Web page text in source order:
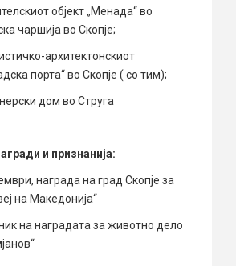
објект „Менада“ во
чаршија во Скопје;
архитектонскиот
порта“ во Скопје ( со тим);
дом во Струга
и признанија:
награда на град Скопје за
на Македонија“
на наградата за животно дело